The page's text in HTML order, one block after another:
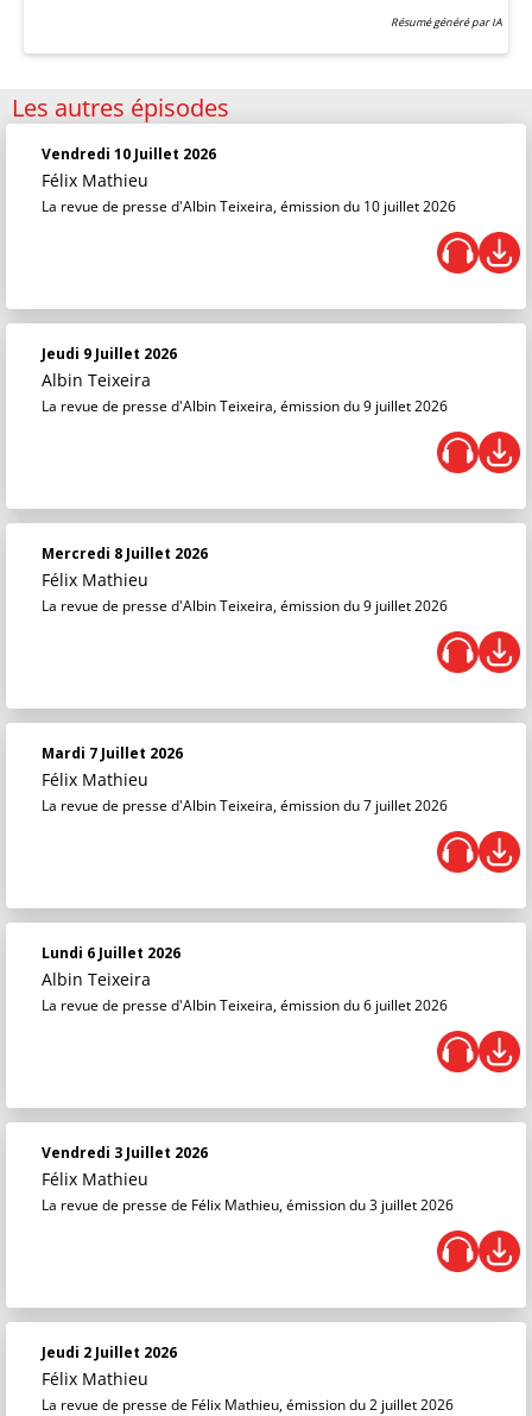
Résumé généré par IA
Les autres épisodes
Vendredi 10 Juillet 2026
Félix Mathieu
La revue de presse d'Albin Teixeira, émission du 10 juillet 2026
Jeudi 9 Juillet 2026
Albin Teixeira
La revue de presse d'Albin Teixeira, émission du 9 juillet 2026
Mercredi 8 Juillet 2026
Félix Mathieu
La revue de presse d'Albin Teixeira, émission du 9 juillet 2026
Mardi 7 Juillet 2026
Félix Mathieu
La revue de presse d'Albin Teixeira, émission du 7 juillet 2026
Lundi 6 Juillet 2026
Albin Teixeira
La revue de presse d'Albin Teixeira, émission du 6 juillet 2026
Vendredi 3 Juillet 2026
Félix Mathieu
La revue de presse de Félix Mathieu, émission du 3 juillet 2026
Jeudi 2 Juillet 2026
Félix Mathieu
La revue de presse de Félix Mathieu, émission du 2 juillet 2026